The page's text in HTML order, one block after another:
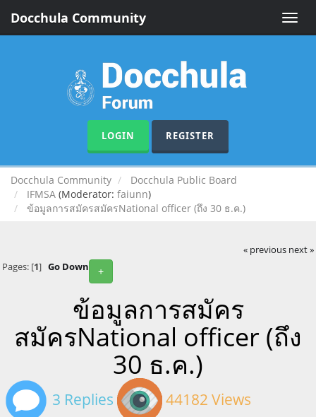
Toggle
Docchula Community
LOGIN REGISTER
Docchula Community
Docchula Public Board
IFMSA (Moderator: faiunn)
ข้อมูลการสมัครสมัครNational officer (ถึง 30 ธ.ค.)
« previous next »
+
Pages: [1] Go Down
ข้อมูลการสมัคร
สมัครNational officer (ถึง
30 ธ.ค.)
3 Replies 44182 Views